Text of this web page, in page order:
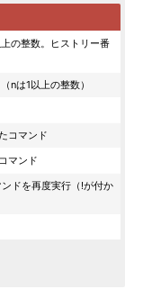
の整数。ヒストリー番
nは1以上の整数）
コマンド
マンド
ドを再度実行（!が付か